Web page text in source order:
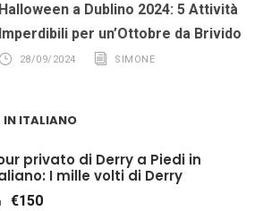
Halloween a Dublino 2024: 5 Attività
Imperdibili per un’Ottobre da Brivido
28/09/2024 SIMONE
IN ITALIANO
privato di Derry a Piedi in
I mille volti di Derry
€150